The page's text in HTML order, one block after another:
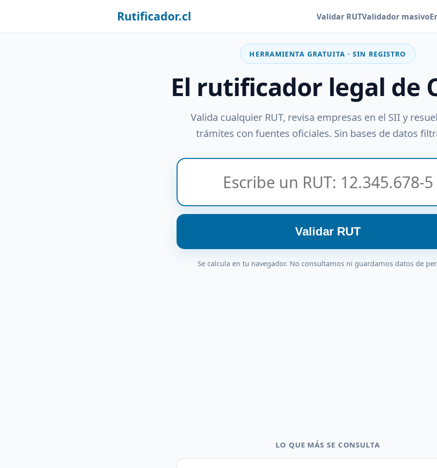
Rutificador.cl Validar RUTValidador masivo
HERRAMIENTA GRATUITA · SIN REGISTRO
El rutificador legal de
Valida cualquier RUT, revisa empresas en el SII y
trámites con fuentes oficiales. Sin bases de datos
Validar RUT
Se calcula en tu navegador. No consultamos ni guardamos datos de
LO QUE MÁS SE CONSULTA